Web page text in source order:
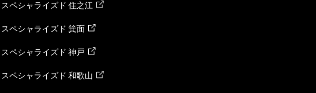
スペシャライズド 住之江
スペシャライズド 箕面
スペシャライズド 神戸
スペシャライズド 和歌山